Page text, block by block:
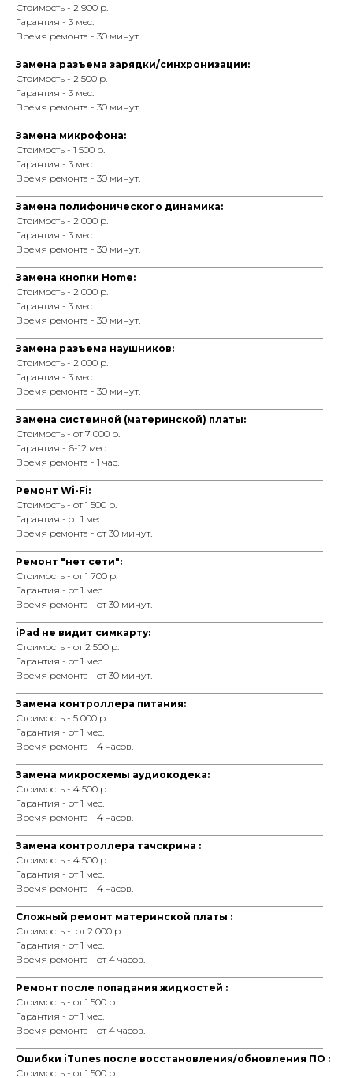
Стоимость - 2 900 р.
Гарантия - 3 мес.
Время ремонта - 30 минут.
Замена разъема зарядки/синхронизации:
Стоимость - 2 500 р.
Гарантия - 3 мес.
Время ремонта - 30 минут.
Замена микрофона:
Стоимость - 1 500 р.
Гарантия - 3 мес.
Время ремонта - 30 минут.
Замена полифонического динамика:
Стоимость - 2 000 р.
Гарантия - 3 мес.
Время ремонта - 30 минут.
Замена кнопки Home:
Стоимость - 2 000 р.
Гарантия - 3 мес.
Время ремонта - 30 минут.
Замена разъема наушников:
Стоимость - 2 000 р.
Гарантия - 3 мес.
Время ремонта - 30 минут.
Замена системной (материнской) платы:
Стоимость - от 7 000 р.
Гарантия - 6-12 мес.
Время ремонта - 1 час.
Ремонт Wi-Fi:
Стоимость - от 1 500 р.
Гарантия - от 1 мес.
Время ремонта - от 30 минут.
Ремонт "нет сети":
Стоимость - от 1 700 р.
Гарантия - от 1 мес.
Время ремонта - от 30 минут.
iPad не видит симкарту:
Стоимость - от 2 500 р.
Гарантия - от 1 мес.
Время ремонта - от 30 минут.
Замена контроллера питания:
Стоимость - 5 000 р.
Гарантия - от 1 мес.
Время ремонта - 4 часов.
Замена микросхемы аудиокодека:
Стоимость - 4 500 р.
Гарантия - от 1 мес.
Время ремонта - 4 часов.
Замена контроллера тачскрина :
Стоимость - 4 500 р.
Гарантия - от 1 мес.
Время ремонта - 4 часов.
Сложный ремонт материнской платы :
Стоимость - от 2 000 р.
Гарантия - от 1 мес.
Время ремонта - от 4 часов.
Ремонт после попадания жидкостей :
Стоимость - от 1 500 р.
Гарантия - от 1 мес.
Время ремонта - от 4 часов.
Ошибки iTunes после восстановления/обновления ПО :
Стоимость - от 1 500 р.